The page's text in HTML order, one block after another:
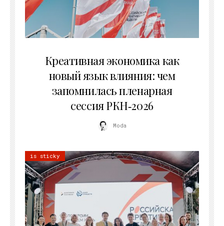
Креативная экономика как
новый язык влияния: чем
запомнилась пленарная
сессия РКН‑2026
Moda
is sticky